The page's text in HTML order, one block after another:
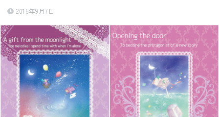
2016年9月7日